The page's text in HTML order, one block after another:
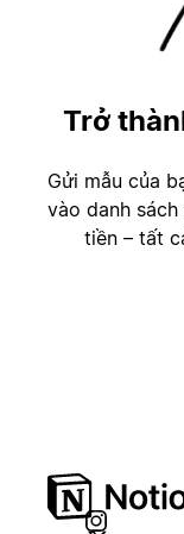
Trở
Gửi mẫu của
vào danh
tiền – tất